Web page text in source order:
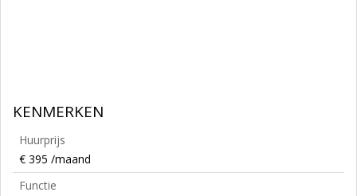
KENMERKEN
Huurprijs
€ 395 /maand
Functie